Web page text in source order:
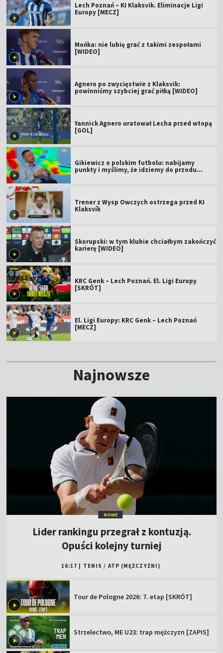
Lech Poznań – KI Klaksvik. Eliminacje Ligi
Europy [MECZ]
Mońka: nie lubię grać z takimi zespołami
[WIDEO]
Agnero po zwycięstwie z Klaksvik:
powinniśmy szybciej grać piłką [WIDEO]
Yannick Agnero uratował Lecha przed wtopą
[GOL]
Gikiewicz o polskim futbolu: nabijamy
punkty i myślimy, że idziemy do przodu
Trener z Wysp Owczych ostrzega przed KI
Klaksvík
Skorupski: w tym klubie chciałbym zakończyć
karierę [WIDEO]
KRC Genk – Lech Poznań. El. Ligi Europy
[SKRÓT]
El. Ligi Europy: KRC Genk – Lech Poznań
[MECZ]
Najnowsze
NOWE
Lider rankingu przegrał z kontuzją.
Opuści kolejny turniej
16:17 TENIS / ATP (MĘŻCZYŹNI)
Tour de Pologne 2026: 7. etap [SKRÓT]
Strzelectwo, ME U23: trap mężczyzn [ZAPIS]